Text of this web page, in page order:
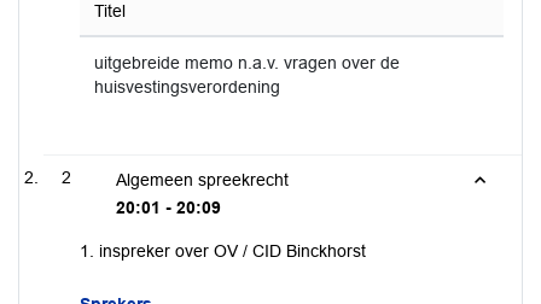
Titel
uitgebreide memo n.a.v. vragen over de
huisvestingsverordening
2
Algemeen spreekrecht
20:01 - 20:09
1. inspreker over OV / CID Binckhorst